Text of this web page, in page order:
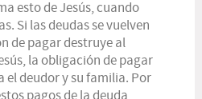
esto de Jesús, cuando
Si las deudas se vuelven
de pagar destruye al
la obligación de pagar
el deudor y su familia. Por